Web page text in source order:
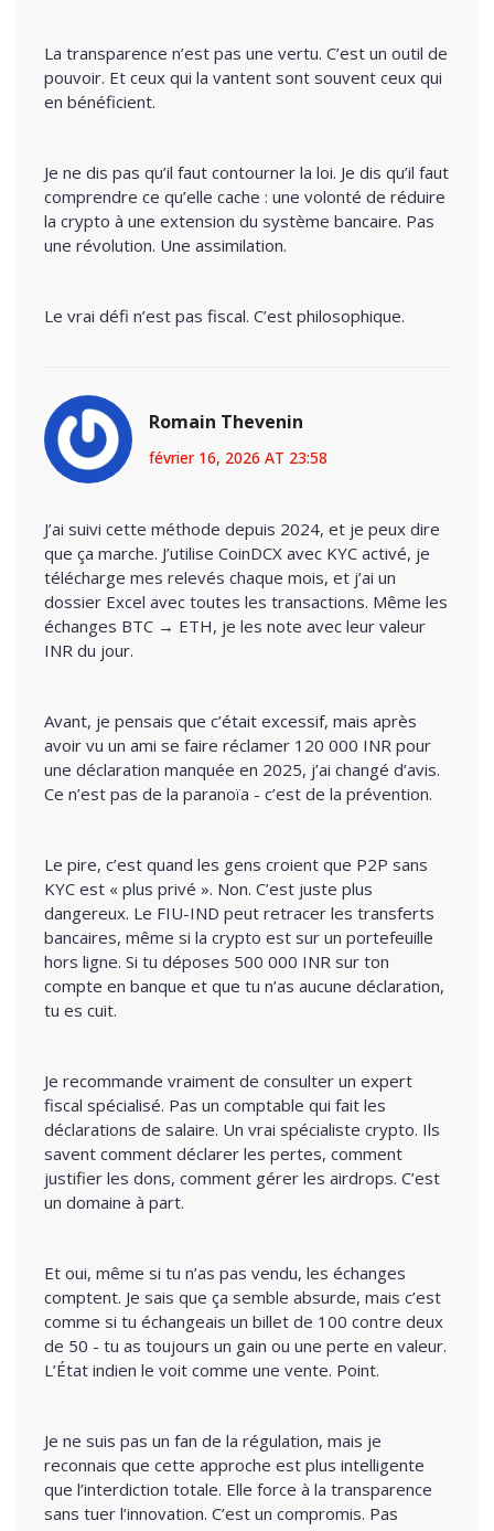
La transparence n’est pas une vertu. C’est un outil de
pouvoir. Et ceux qui la vantent sont souvent ceux qui
en bénéficient.
Je ne dis pas qu’il faut contourner la loi. Je dis qu’il faut
comprendre ce qu’elle cache : une volonté de réduire
la crypto à une extension du système bancaire. Pas
une révolution. Une assimilation.
Le vrai défi n’est pas fiscal. C’est philosophique.
Romain Thevenin
février 16, 2026 AT 23:58
J’ai suivi cette méthode depuis 2024, et je peux dire
que ça marche. J’utilise CoinDCX avec KYC activé, je
télécharge mes relevés chaque mois, et j’ai un
dossier Excel avec toutes les transactions. Même les
échanges BTC → ETH, je les note avec leur valeur
INR du jour.
Avant, je pensais que c’était excessif, mais après
avoir vu un ami se faire réclamer 120 000 INR pour
une déclaration manquée en 2025, j’ai changé d’avis.
Ce n’est pas de la paranoïa - c’est de la prévention.
Le pire, c’est quand les gens croient que P2P sans
KYC est « plus privé ». Non. C’est juste plus
dangereux. Le FIU-IND peut retracer les transferts
bancaires, même si la crypto est sur un portefeuille
hors ligne. Si tu déposes 500 000 INR sur ton
compte en banque et que tu n’as aucune déclaration,
tu es cuit.
Je recommande vraiment de consulter un expert
fiscal spécialisé. Pas un comptable qui fait les
déclarations de salaire. Un vrai spécialiste crypto. Ils
savent comment déclarer les pertes, comment
justifier les dons, comment gérer les airdrops. C’est
un domaine à part.
Et oui, même si tu n’as pas vendu, les échanges
comptent. Je sais que ça semble absurde, mais c’est
comme si tu échangeais un billet de 100 contre deux
de 50 - tu as toujours un gain ou une perte en valeur.
L’État indien le voit comme une vente. Point.
Je ne suis pas un fan de la régulation, mais je
reconnais que cette approche est plus intelligente
que l’interdiction totale. Elle force à la transparence
sans tuer l’innovation. C’est un compromis. Pas